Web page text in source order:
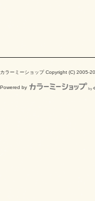
カラーミーショップCopyright (C) 2005-
Powered by